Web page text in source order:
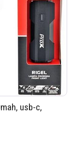
usb-c,